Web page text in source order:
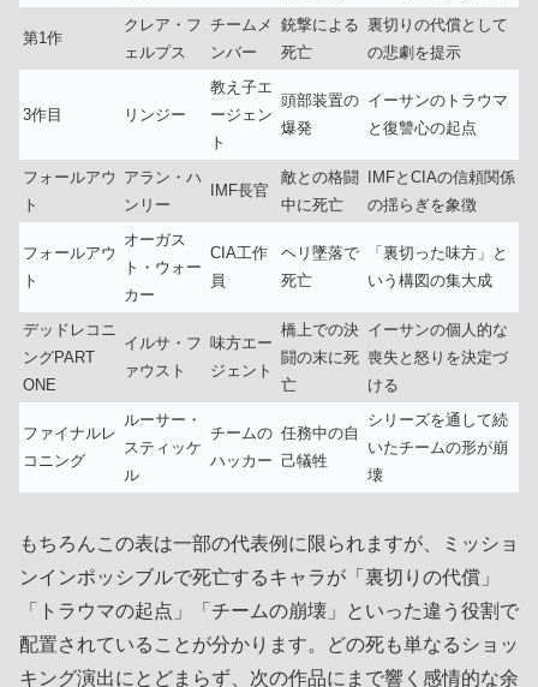
第1作
クレア・フ
ェルプス
チームメ
ンバー
銃撃による
死亡
裏切りの代償として
の悲劇を提示
3作目 リンジー
教え子エ
ージェン
ト
頭部装置の
爆発
イーサンのトラウマ
と復讐心の起点
フォールアウ
ト
アラン・ハ
ンリー
IMF長官
敵との格闘
中に死亡
IMFとCIAの信頼関係
の揺らぎを象徴
フォールアウ
ト
オーガス
ト・ウォー
カー
CIA工作
員
ヘリ墜落で
死亡
「裏切った味方」と
いう構図の集大成
デッドレコニ
ングPART
ONE
イルサ・フ
ァウスト
味方エー
ジェント
橋上での決
闘の末に死
亡
イーサンの個人的な
喪失と怒りを決定づ
ける
ファイナルレ
コニング
ルーサー・
スティッケ
ル
チームの
ハッカー
任務中の自
己犠牲
シリーズを通して続
いたチームの形が崩
壊
もちろんこの表は一部の代表例に限られますが、ミッショ
ンインポッシブルで死亡するキャラが「裏切りの代償」
「トラウマの起点」「チームの崩壊」といった違う役割で
配置されていることが分かります。どの死も単なるショッ
キング演出にとどまらず、次の作品にまで響く感情的な余